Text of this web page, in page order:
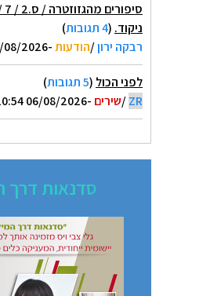
ניקוד. (4 תגובות
)
רבקה ירון/הודעות-06/08/2026 12:16
לפני הכול (5 תגובות
)
ZR
/שירים -06/08/2026 10:54
סדנאות דרך